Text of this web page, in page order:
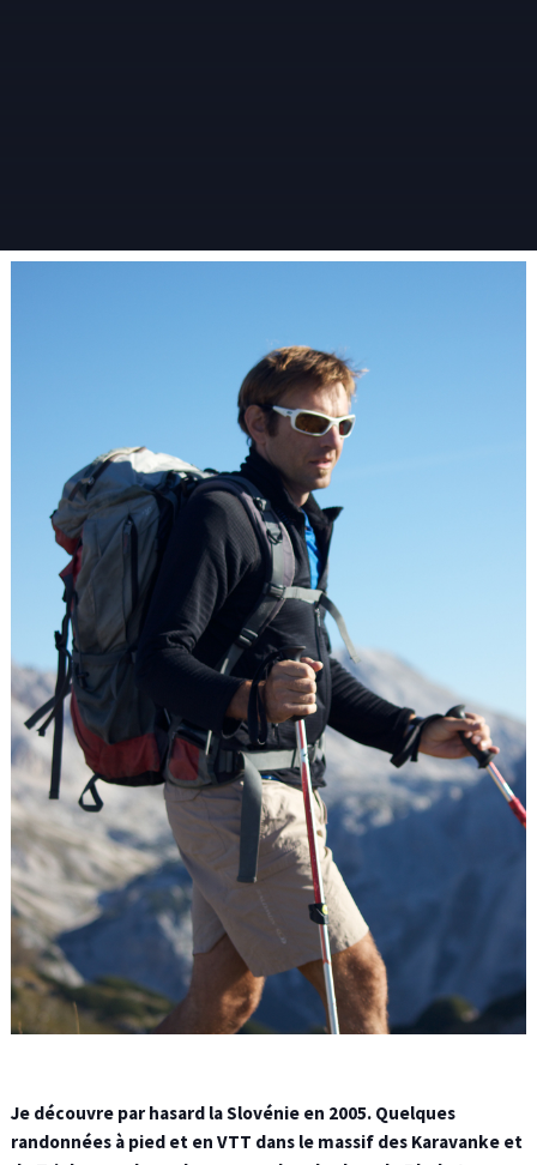
Je découvre par hasard la Slovénie en 2005. Quelques
randonnées à pied et en VTT dans le massif des Karavanke et